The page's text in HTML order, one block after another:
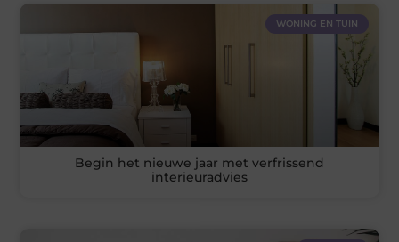
WONING EN TUIN
Begin het nieuwe jaar met verfrissend
interieuradvies